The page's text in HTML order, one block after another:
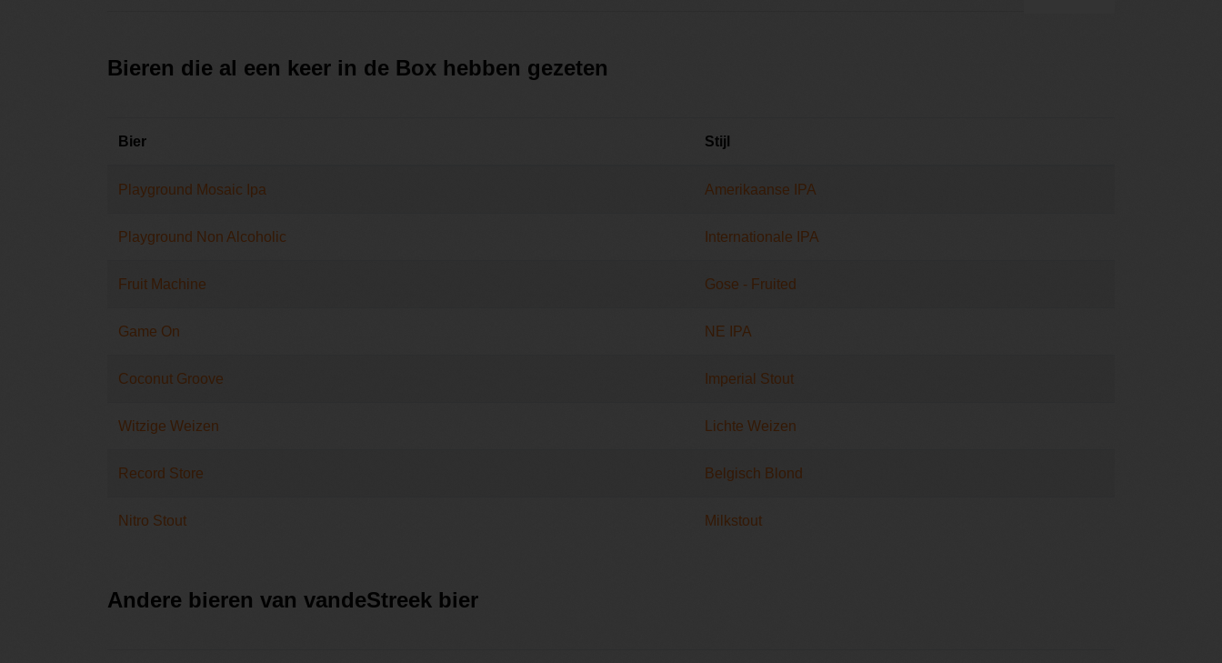
Bieren die al een keer in de Box hebben gezeten
Bier Stijl
Playground Mosaic Ipa Amerikaanse IPA
Playground Non Alcoholic Internationale IPA
Fruit Machine Gose - Fruited
Game On NE IPA
Coconut Groove Imperial Stout
Witzige Weizen Lichte Weizen
Record Store Belgisch Blond
Nitro Stout Milkstout
Andere bieren van vandeStreek bier